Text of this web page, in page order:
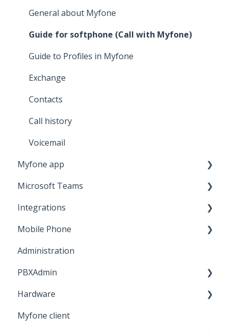
General about Myfone
Guide for softphone (Call with Myfone)
Guide to Profiles in Myfone
Exchange
Contacts
Call history
Voicemail
Myfone app
Guide to Myfone app
General about the Myfone app
Microsoft Teams
Calling with Microsoft Teams
Microsoft Teams presence
Integrations
Chrome extension
Busylight
Mobile Phone
VoLTE and WiFi-calling
Network
Mobile subscription
SIM card
Administration
PBXAdmin
Important information
Basic functions
Hardware
Headset
Myfone client